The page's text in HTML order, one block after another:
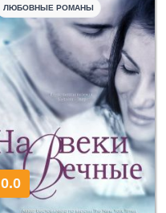
ЛЮБОВНЫЕ РОМАНЫ
0.0